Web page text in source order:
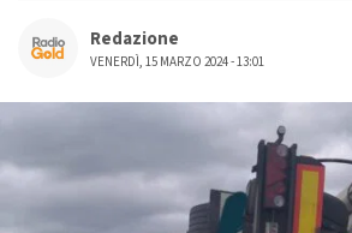
Redazione
VENERDÌ, 15 MARZO 2024 - 13:01